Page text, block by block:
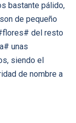
bastante pálido,
de pequeño
del resto
unas
siendo el
de nombre a